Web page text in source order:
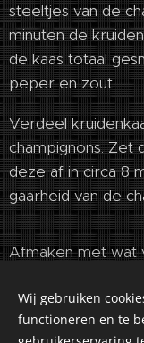
steeltjes van de
minuten de
de kaas totaal
peper en zout.
Verdeel
champignons. Zet
deze af in circa 8
gaarheid van de
Afmaken met wat
Wij gebruiken
functioneren en te